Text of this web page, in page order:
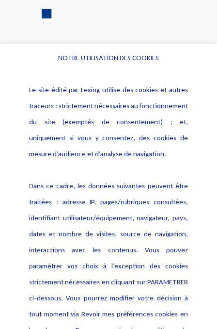
Alerte professionnelle
Déclaration d'accessibilité
Notice Légale
Politique de protection des
données
Publications
NOTRE UTILISATION DES COOKIES
Le site édité par Lexing utilise des cookies et autres
traceurs : strictement nécessaires au fonctionnement
du site (exemptés de consentement) ; et,
uniquement si vous y consentez, des cookies de
mesure d’audience et d’analyse de navigation.
Dans ce cadre, les données suivantes peuvent être
traitées : adresse IP, pages/rubriques consultées,
identifiant utilisateur/équipement, navigateur, pays,
dates et nombre de visites, source de navigation,
interactions avec les contenus. Vous pouvez
paramétrer vos choix à l’exception des cookies
strictement nécessaires en cliquant sur PARAMETRER
ci-dessous. Vous pourrez modifier votre décision à
tout moment via Revoir mes préférences cookies en